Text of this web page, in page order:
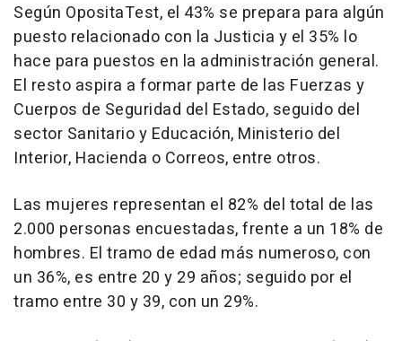
Según OpositaTest, el 43% se prepara para algún
puesto relacionado con la Justicia y el 35% lo
hace para puestos en la administración general.
El resto aspira a formar parte de las Fuerzas y
Cuerpos de Seguridad del Estado, seguido del
sector Sanitario y Educación, Ministerio del
Interior, Hacienda o Correos, entre otros.
Las mujeres representan el 82% del total de las
2.000 personas encuestadas, frente a un 18% de
hombres. El tramo de edad más numeroso, con
un 36%, es entre 20 y 29 años; seguido por el
tramo entre 30 y 39, con un 29%.